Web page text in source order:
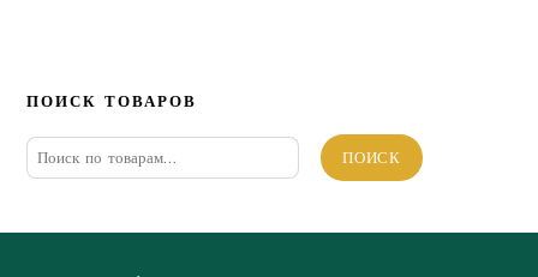
ПОИСК ТОВАРОВ
Искать:
ПОИСК